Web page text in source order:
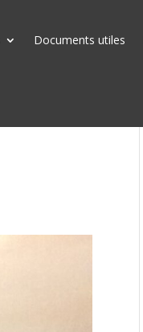
Documents utiles